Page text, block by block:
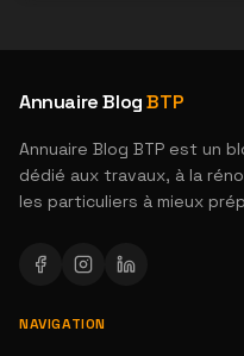
Annuaire BlogBTP
Annuaire Blog BTP est un
dédié aux travaux, à la
les particuliers à mieux
NAVIGATION